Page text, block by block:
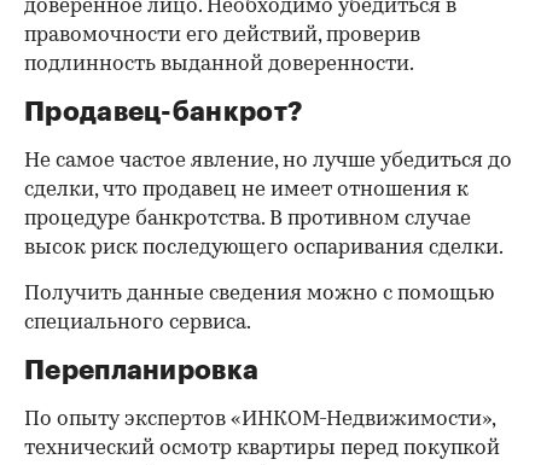
доверенное лицо. Необходимо убедиться в
правомочности его действий, проверив
подлинность выданной доверенности.
Продавец-банкрот?
Не самое частое явление, но лучше убедиться до
сделки, что продавец не имеет отношения к
процедуре банкротства. В противном случае
высок риск последующего оспаривания сделки.
Получить данные сведения можно с помощью
специального сервиса.
Перепланировка
По опыту экспертов «ИНКОМ-Недвижимости»,
технический осмотр квартиры перед покупкой